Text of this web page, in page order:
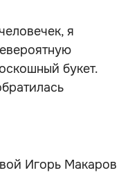
я
букет.
Игорь Макаров